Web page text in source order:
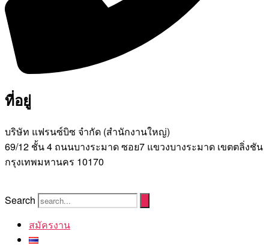
ที่อยู่
บริษัท แฟรนซ์บิซ จํากัด (สํานักงานใหญ่)
69/12 ชั้น 4 ถนนบางระมาด ซอย7 แขวงบางระมาด เขตตลิ่งชัน
กรุงเทพมหานคร 10170
Search
สมัครงาน